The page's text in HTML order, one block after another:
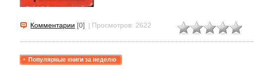
Комментарии [0] | Просмотров: 2622
Популярные книги за неделю